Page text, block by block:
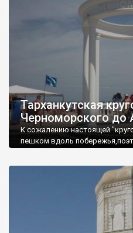
Тарханкутская
Черноморского до
К сожалению настоящей
пешком вдоль